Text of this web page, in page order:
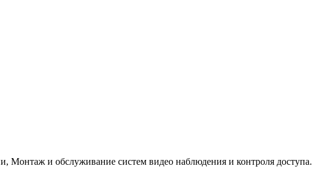
Монтаж и обслуживание систем видео наблюдения и контроля доступа.